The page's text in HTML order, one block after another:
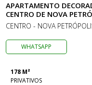
APARTAMENTO
CENTRO DE NOVA
CENTRO - NOVA
WHATSAPP
178 M²
PRIVATIVOS